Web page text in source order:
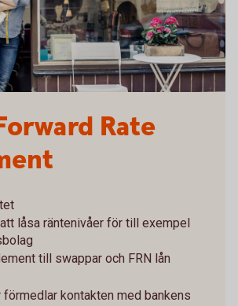
Rate
låsa räntenivåer för till exempel
till swappar och FRN lån
kontakten med bankens